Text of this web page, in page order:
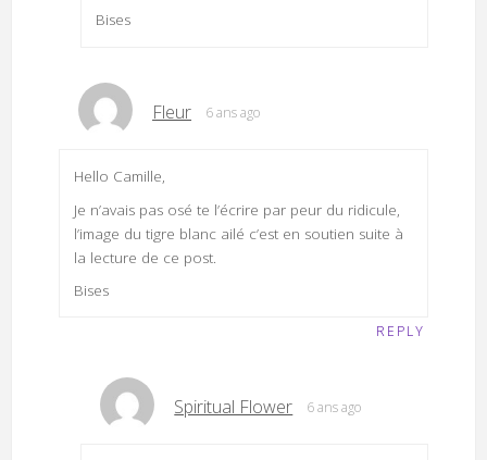
Bises
Fleur 6 ans ago
Hello Camille,
Je n’avais pas osé te l’écrire par peur du ridicule,
l’image du tigre blanc ailé c’est en soutien suite à
la lecture de ce post.
Bises
REPLY
Spiritual Flower 6 ans ago